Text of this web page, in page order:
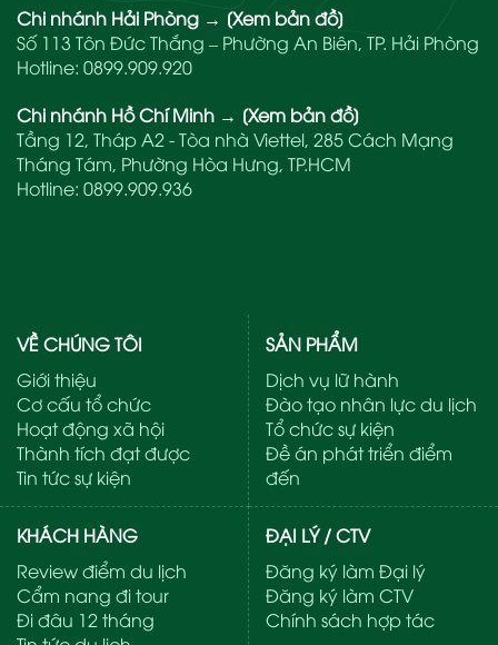
Chi nhánh Hải Phòng → [Xem bản đồ]
Số 113 Tôn Đức Thắng – Phường An Biên, TP. Hải Phòng
Hotline: 0899.909.920
Chi nhánh Hồ Chí Minh → [Xem bản đồ]
Tầng 12, Tháp A2 - Tòa nhà Viettel, 285 Cách Mạng
Tháng Tám, Phường Hòa Hưng, TP.HCM
Hotline: 0899.909.936
VỀ CHÚNG TÔI
Giới thiệu
Cơ cấu tổ chức
Hoạt động xã hội
Thành tích đạt được
Tin tức sự kiện
SẢN PHẨM
Dịch vụ lữ hành
Đào tạo nhân lực du lịch
Tổ chức sự kiện
Đề án phát triển điểm
đến
KHÁCH HÀNG
Review điểm du lịch
Cẩm nang đi tour
Đi đâu 12 tháng
ĐẠI LÝ / CTV
Đăng ký làm Đại lý
Đăng ký làm CTV
Chính sách hợp tác